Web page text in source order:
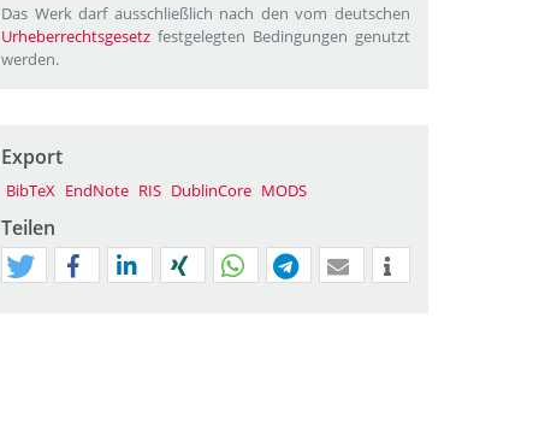
Das Werk darf ausschließlich nach den vom deutschen
Urheberrechtsgesetz festgelegten Bedingungen genutzt
werden.
Export
BibTeX EndNote RIS DublinCore MODS
Teilen